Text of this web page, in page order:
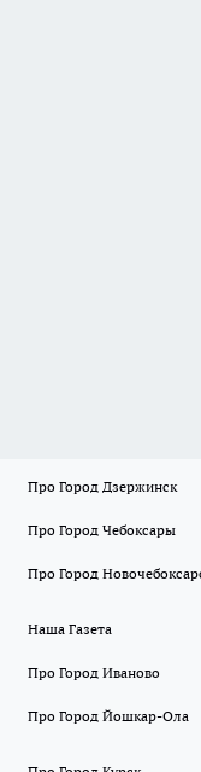
Про Город Дзержинск
Про Город Чебоксары
Про Город
Наша Газета
Про Город Иваново
Про Город Йошкар-Ола